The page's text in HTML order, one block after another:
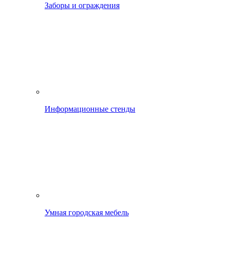
Заборы и ограждения
Информационные стенды
Умная городская мебель